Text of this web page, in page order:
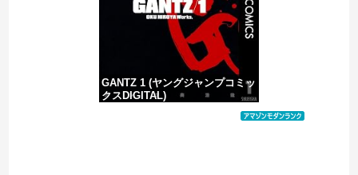
GANTZ 1 (ヤングジャンプコミッ
クスDIGITAL)
価格：¥617